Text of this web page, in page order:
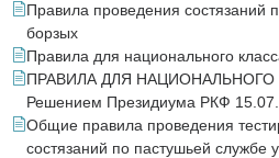
Правила проведения состязаний
борзых
Правила для национального
ПРАВИЛА ДЛЯ НАЦИОНАЛЬНОГО
Решением Президиума РКФ
Общие правила проведения
состязаний по пастушьей службе